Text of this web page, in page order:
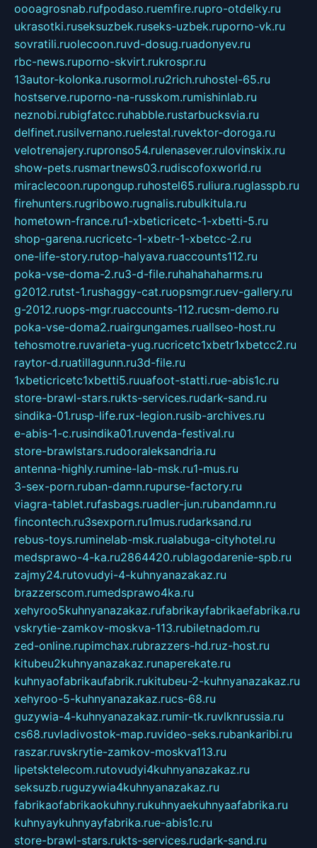
oooagrosnab.rufpodaso.ruemfire.rupro-otdelky.ru
ukrasotki.ruseksuzbek.ruseks-uzbek.ruporno-vk.ru
sovratili.ruolecoon.ruvd-dosug.ruadonyev.ru
rbc-news.ruporno-skvirt.rukrospr.ru
13autor-kolonka.rusormol.ru2rich.ruhostel-65.ru
hostserve.ruporno-na-russkom.rumishinlab.ru
neznobi.rubigfatcc.ruhabble.rustarbucksvia.ru
delfinet.rusilvernano.ruelestal.ruvektor-doroga.ru
velotrenajery.rupronso54.rulenasever.rulovinskix.ru
show-pets.rusmartnews03.rudiscofoxworld.ru
miraclecoon.rupongup.ruhostel65.ruliura.ruglasspb.ru
firehunters.rugribowo.rugnalis.rubulkitula.ru
hometown-france.ru1-xbeticricetc-1-xbetti-5.ru
shop-garena.rucricetc-1-xbetr-1-xbetcc-2.ru
one-life-story.rutop-halyava.ruaccounts112.ru
poka-vse-doma-2.ru3-d-file.ruhahahaharms.ru
g2012.rutst-1.rushaggy-cat.ruopsmgr.ruev-gallery.ru
g-2012.ruops-mgr.ruaccounts-112.rucsm-demo.ru
poka-vse-doma2.ruairgungames.ruallseo-host.ru
tehosmotre.ruvarieta-yug.rucricetc1xbetr1xbetcc2.ru
raytor-d.ruatillagunn.ru3d-file.ru
1xbeticricetc1xbetti5.ruuafoot-statti.rue-abis1c.ru
store-brawl-stars.rukts-services.rudark-sand.ru
sindika-01.rusp-life.rux-legion.rusib-archives.ru
e-abis-1-c.rusindika01.ruvenda-festival.ru
store-brawlstars.rudooraleksandria.ru
antenna-highly.rumine-lab-msk.ru1-mus.ru
3-sex-porn.ruban-damn.rupurse-factory.ru
viagra-tablet.rufasbags.ruadler-jun.rubandamn.ru
fincontech.ru3sexporn.ru1mus.rudarksand.ru
rebus-toys.ruminelab-msk.rualabuga-cityhotel.ru
medsprawo-4-ka.ru2864420.rublagodarenie-spb.ru
zajmy24.rutovudyi-4-kuhnyanazakaz.ru
brazzerscom.rumedsprawo4ka.ru
xehyroo5kuhnyanazakaz.rufabrikayfabrikaefabrika.ru
vskrytie-zamkov-moskva-113.rubiletnadom.ru
zed-online.rupimchax.rubrazzers-hd.ruz-host.ru
kitubeu2kuhnyanazakaz.runaperekate.ru
kuhnyaofabrikaufabrik.rukitubeu-2-kuhnyanazakaz.ru
xehyroo-5-kuhnyanazakaz.rucs-68.ru
guzywia-4-kuhnyanazakaz.rumir-tk.ruvlknrussia.ru
cs68.ruvladivostok-map.ruvideo-seks.rubankaribi.ru
raszar.ruvskrytie-zamkov-moskva113.ru
lipetsktelecom.rutovudyi4kuhnyanazakaz.ru
seksuzb.ruguzywia4kuhnyanazakaz.ru
fabrikaofabrikaokuhny.rukuhnyaekuhnyaafabrika.ru
kuhnyaykuhnyayfabrika.rue-abis1c.ru
store-brawl-stars.rukts-services.rudark-sand.ru